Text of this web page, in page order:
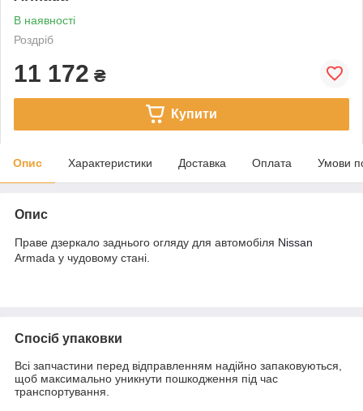
В наявності
Роздріб
11 172 ₴
Купити
Опис Характеристики Доставка Оплата Умови
Опис
Праве дзеркало заднього огляду для автомобіля Nissan
Armada у чудовому стані.
Спосіб упаковки
Всі запчастини перед відправленням надійно запаковуються,
щоб максимально уникнути пошкодження під час
транспортування.